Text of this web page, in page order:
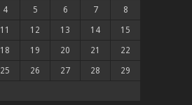
4 5 6 7 8
11 12 13 14 15
18 19 20 21 22
25 26 27 28 29